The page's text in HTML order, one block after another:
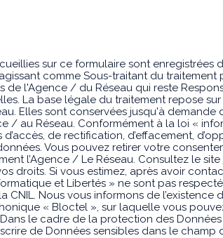
sur ce formulaire sont enregistrées
comme Sous-traitant du traitement
l'Agence / du Réseau qui reste
La base légale du traitement repose
Elles sont conservées jusqu'à demande
/ au Réseau. Conformément à la loi «
de rectification, d’effacement,
Vous pouvez retirer votre
l’Agence / Le Réseau. Consultez le site
droits. Si vous estimez, après avoir
et Libertés » ne sont pas
CNIL. Nous vous informons de l’existence
« Bloctel », sur laquelle vous
le cadre de la protection des
de Données sensibles dans le champ